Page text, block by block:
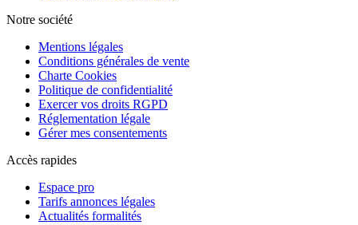
Notre société
Mentions légales
Conditions générales de vente
Charte Cookies
Politique de confidentialité
Exercer vos droits RGPD
Réglementation légale
Gérer mes consentements
Accès rapides
Espace pro
Tarifs annonces légales
Actualités formalités